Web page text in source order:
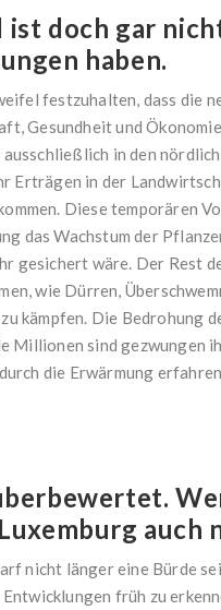
doch gar
haben.
festzuhalten, dass die
Gesundheit und
in den
Erträgen in der
Diese temporären
das Wachstum der
gesichert wäre. Der Rest
wie Dürren,
kämpfen. Die Bedrohung
Millionen sind gezwungen
die Erwärmung
auch
nicht länger eine Bürde
Entwicklungen früh zu